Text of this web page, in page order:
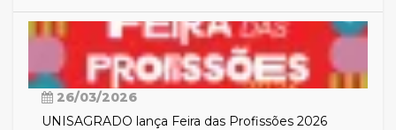
26/03/2026
UNISAGRADO lança Feira das Profissões 2026